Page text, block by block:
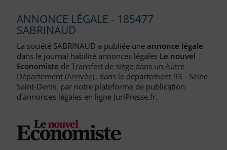
Journaux Habilités (JAL) Annonces Légales
Liste des Greffes
Liste des CCI
Le Blog pour les Entreprises
Nous Contacter
ANNONCE LÉGALE - 185477
SABRINAUD
La société SABRINAUD a publiée une annonce légale
dans le journal habilité annonces légales Le nouvel
Economiste deTransfert de siège dans un Autre
Département (Arrivée), dans le département 93 - Seine-
Saint-Denis, par notre plateforme de publication
d'annonces légales en ligne JuriPresse.fr.